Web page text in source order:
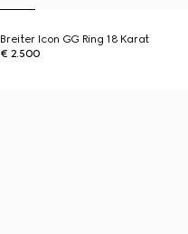
Breiter Icon GG Ring 18 Karat
€ 2.500